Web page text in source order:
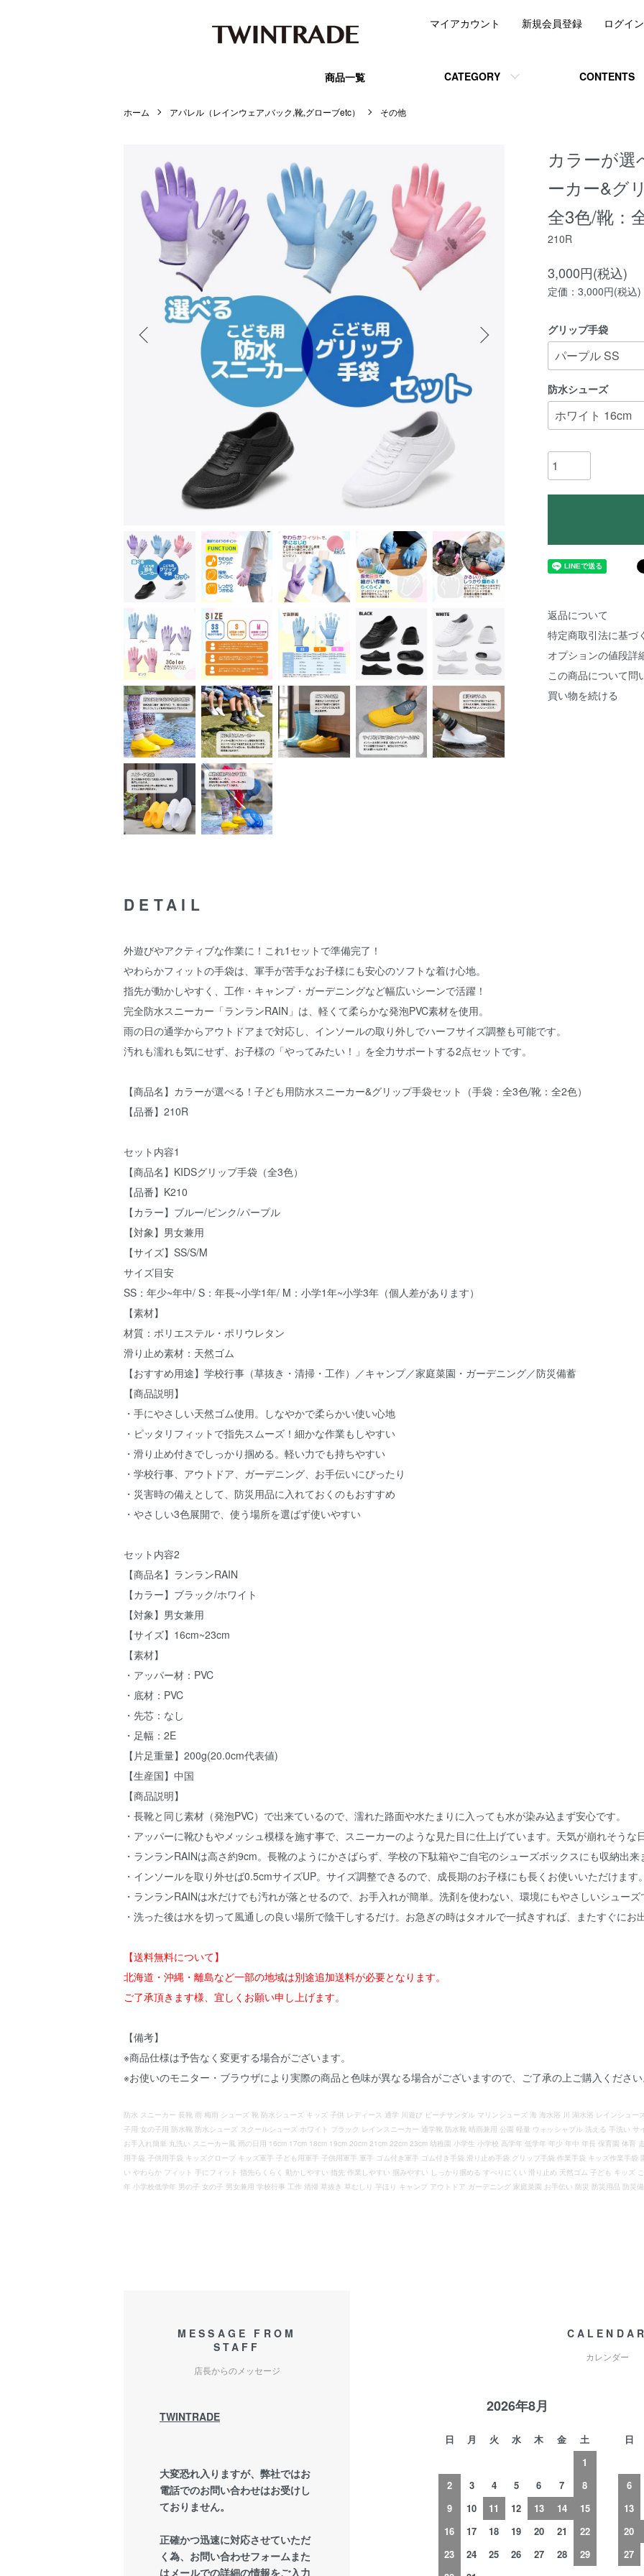
商品一覧 CATEGORY CONTENTS
マイアカウント 新規会員登録 ログイン
ホーム アパレル（レインウェア,バック,靴,グローブetc） その他
カラーが選
ーカー&グ
全3色/靴：
210R
3,000円(税込)
定価：3,000円(税込)
グリップ手袋
防水シューズ
返品について
特定商取引法に基づ
オプションの値段詳
この商品について問
買い物を続ける
DETAIL
外遊びやアクティブな作業に！これ1セットで準備完了！
やわらかフィットの手袋は、軍手が苦手なお子様にも安心のソフトな着け心地。
指先が動かしやすく、工作・キャンプ・ガーデニングなど幅広いシーンで活躍！
完全防水スニーカー「ランランRAIN」は、軽くて柔らかな発泡PVC素材を使用。
雨の日の通学からアウトドアまで対応し、インソールの取り外しでハーフサイズ調整も可能です。
汚れも濡れも気にせず、お子様の「やってみたい！」を全力サポートする2点セットです。
【商品名】カラーが選べる！子ども用防水スニーカー&グリップ手袋セット（手袋：全3色/靴：全2色）
【品番】210R
セット内容1
【商品名】KIDSグリップ手袋（全3色）
【品番】K210
【カラー】ブルー/ピンク/パープル
【対象】男女兼用
【サイズ】SS/S/M
サイズ目安
SS：年少~年中/ S：年長~小学1年/ M：小学1年~小学3年（個人差があります）
【素材】
材質：ポリエステル・ポリウレタン
滑り止め素材：天然ゴム
【おすすめ用途】学校行事（草抜き・清掃・工作）／キャンプ／家庭菜園・ガーデニング／防災備蓄
【商品説明】
・手にやさしい天然ゴム使用。しなやかで柔らかい使い心地
・ピッタリフィットで指先スムーズ！細かな作業もしやすい
・滑り止め付きでしっかり掴める。軽い力でも持ちやすい
・学校行事、アウトドア、ガーデニング、お手伝いにぴったり
・災害時の備えとして、防災用品に入れておくのもおすすめ
・やさしい3色展開で、使う場所を選ばず使いやすい
セット内容2
【商品名】ランランRAIN
【カラー】ブラック/ホワイト
【対象】男女兼用
【サイズ】16cm~23cm
【素材】
・アッパー材：PVC
・底材：PVC
・先芯：なし
・足幅：2E
【片足重量】200g(20.0cm代表値)
【生産国】中国
【商品説明】
・長靴と同じ素材（発泡PVC）で出来ているので、濡れた路面や水たまりに入っても水が染み込まず安心です。
・アッパーに靴ひもやメッシュ模様を施す事で、スニーカーのような見た目に仕上げています。天気が崩れそうな
・ランランRAINは高さ約9cm。長靴のようにかさばらず、学校の下駄箱やご自宅のシューズボックスにも収納出来
・インソールを取り外せば0.5cmサイズUP。サイズ調整できるので、成長期のお子様にも長くお使いいただけます。
・ランランRAINは水だけでも汚れが落とせるので、お手入れが簡単。洗剤を使わない、環境にもやさしいシューズ
・洗った後は水を切って風通しの良い場所で陰干しするだけ。お急ぎの時はタオルで一拭きすれば、またすぐにお
【送料無料について】
北海道・沖縄・離島など一部の地域は別途追加送料が必要となります。
ご了承頂きます様、宜しくお願い申し上げます。
【備考】
※商品仕様は予告なく変更する場合がございます。
※お使いのモニター・ブラウザにより実際の商品と色味が異なる場合がございますので、ご了承の上ご購入ください
防水 スニーカー 長靴 雨 梅雨 シューズ 靴 防水シューズ キッズ 子供 レディース 通学 川遊び ビーチサンダル マリンシューズ 海 海水浴 川 湖水浴 レインシュ
子用 女の子用 防水靴 防水シューズ スクールシューズ ホワイト ブラック レインスニーカー 通学靴 防水靴 晴雨兼用 公園 軽量 ウォッシャブル 洗える 手洗い
お手入れ簡単 丸洗い スニーカー風 雨の日用 16cm 17cm 18cm 19cm 20cm 21cm 22cm 23cm 幼稚園 小学生 小学校 高学年 低学年 年少 年中 年長 保育園 体育
用手袋 子供用手袋 キッズグローブ キッズ軍手 子ども用軍手 子供用軍手 軍手 ゴム付き軍手 ゴム付き手袋 滑り止め手袋 グリップ手袋 作業手袋 キッズ作業手
い やわらか フィット 手にフィット 指先らくらく 動かしやすい 指先 作業しやすい 掴みやすい しっかり掴める すべりにくい 滑り止め 天然ゴム 子ども キッズ
年 小学校低学年 男の子 女の子 男女兼用 学校行事 工作 清掃 草抜き 草むしり 芋ほり キャンプ アウトドア ガーデニング 家庭菜園 お手伝い 防災 防災用品 防災
MESSAGE FROM
STAFF
店長からのメッセージ
TWINTRADE
大変恐れ入りますが、弊社ではお
電話でのお問い合わせはお受けし
ておりません。
正確かつ迅速に対応させていただ
く為、お問い合わせフォームまた
はメールでの詳細の情報をご入力
CALENDAR
カレンダー
2026年8月
日 月 火 水 木 金
土
1
2
3 4 5 6 7
8
9
10 11 12 13 14
15
16
17 18 19 20 21
22
23
24 25 26 27 28
29
日
6
13
20
27